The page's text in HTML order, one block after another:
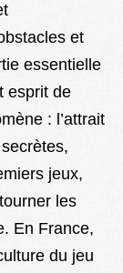
et
essentielle
esprit de
: l’attrait
jeux,
les
En France,
du jeu